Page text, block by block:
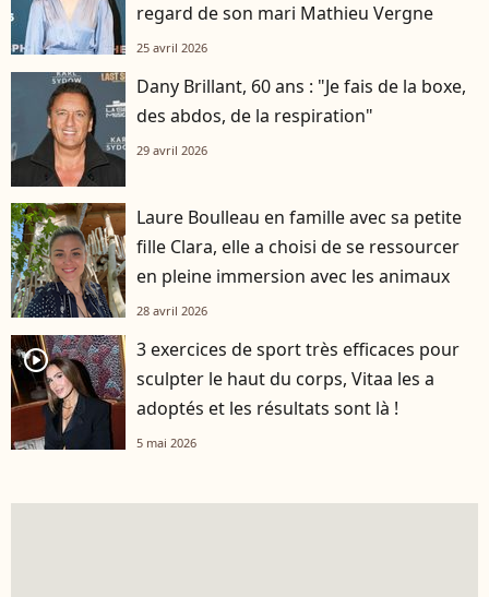
regard de son mari Mathieu Vergne
25 avril 2026
Dany Brillant, 60 ans : "Je fais de la boxe,
des abdos, de la respiration"
29 avril 2026
Laure Boulleau en famille avec sa petite
fille Clara, elle a choisi de se ressourcer
en pleine immersion avec les animaux
28 avril 2026
player2
3 exercices de sport très efficaces pour
sculpter le haut du corps, Vitaa les a
adoptés et les résultats sont là !
5 mai 2026